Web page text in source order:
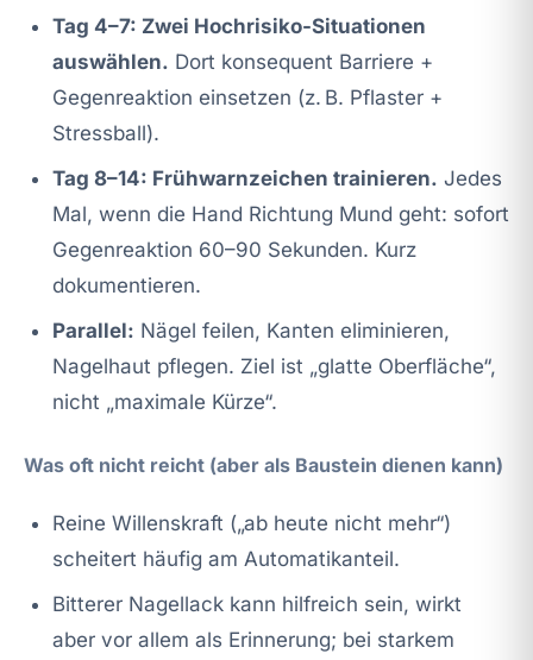
Tag 4–7: Zwei Hochrisiko-Situationen
auswählen. Dort konsequent Barriere +
Gegenreaktion einsetzen (z. B. Pflaster +
Stressball).
Tag 8–14: Frühwarnzeichen trainieren. Jedes
Mal, wenn die Hand Richtung Mund geht: sofort
Gegenreaktion 60–90 Sekunden. Kurz
dokumentieren.
Parallel: Nägel feilen, Kanten eliminieren,
Nagelhaut pflegen. Ziel ist „glatte Oberfläche“,
nicht „maximale Kürze“.
Was oft nicht reicht (aber als Baustein dienen kann)
Reine Willenskraft („ab heute nicht mehr“)
scheitert häufig am Automatikanteil.
Bitterer Nagellack kann hilfreich sein, wirkt
aber vor allem als Erinnerung; bei starkem